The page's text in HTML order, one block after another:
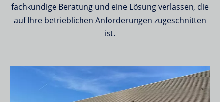
fachkundige Beratung und eine Lösung verlassen, die
auf Ihre betrieblichen Anforderungen zugeschnitten
ist.